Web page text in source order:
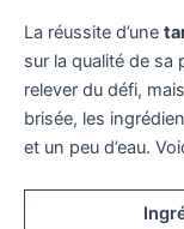
La réussite d’une
sur la qualité de sa
relever du défi,
brisée, les
et un peu d’eau.